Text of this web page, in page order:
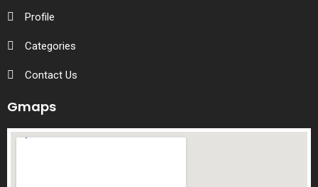
Profile
Categories
Contact Us
Gmaps